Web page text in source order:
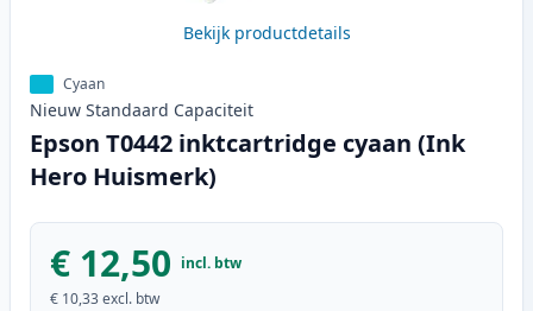
Bekijk productdetails
Cyaan
Nieuw Standaard Capaciteit
Epson T0442 inktcartridge cyaan (Ink
Hero Huismerk)
€ 12,50 incl. btw
€ 10,33excl. btw